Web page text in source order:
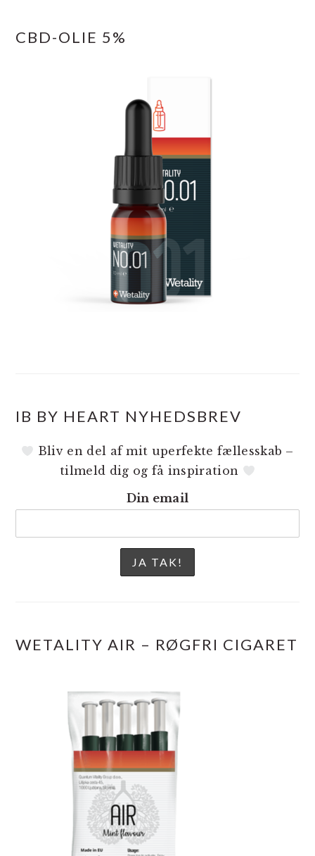
CBD-OLIE 5%
IB BY HEART NYHEDSBREV
Bliv en del af mit uperfekte fællesskab –
tilmeld dig og få inspiration
Din email
WETALITY AIR – RØGFRI CIGARET